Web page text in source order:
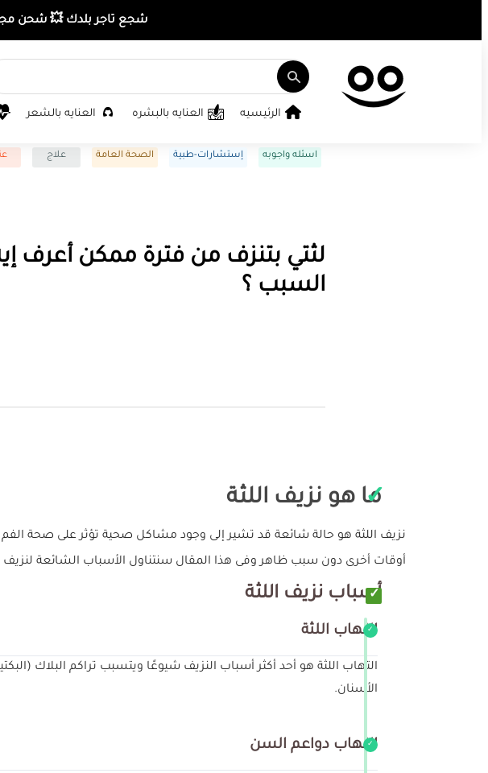
شجع تاجر بلدك 💥 شحن مجاني عند
الرئيسيه العنايه بالبشره العنايه بالشعر
اسئله واجوبه إستشارات-طبية الصحة العامة علاج
لثتي بتنزف من فترة ممكن أعرف
السبب ؟
ما هو نزيف اللثة
نزيف اللثة هو حالة شائعة قد تشير إلى وجود مشاكل صحية تؤثر على صحة
أوقات أخرى دون سبب ظاهر وفى هذا المقال سنتناول الأسباب الشائعة لنزيف
أسباب نزيف اللثة
التهاب اللثة
التهاب اللثة هو أحد أكثر أسباب النزيف شيوعًا ويتسبب تراكم البلاك
الأسنان.
التهاب دواعم السن